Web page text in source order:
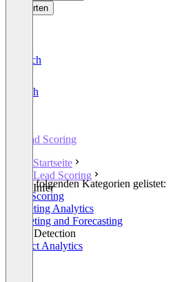
Bewerten
Deutsch
English
Lead Scoring
Startseite
Lead Scoring
Infer
In den folgenden Kategorien gelistet:
Lead Scoring
Marketing Analytics
Budgeting and Forecasting
Fraud Detection
Product Analytics